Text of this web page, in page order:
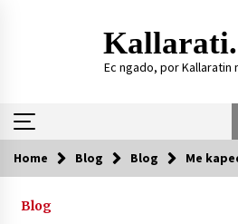
Ec ngado, por Kallaratin
Te rejat
Home Blog Blog Me
Blog